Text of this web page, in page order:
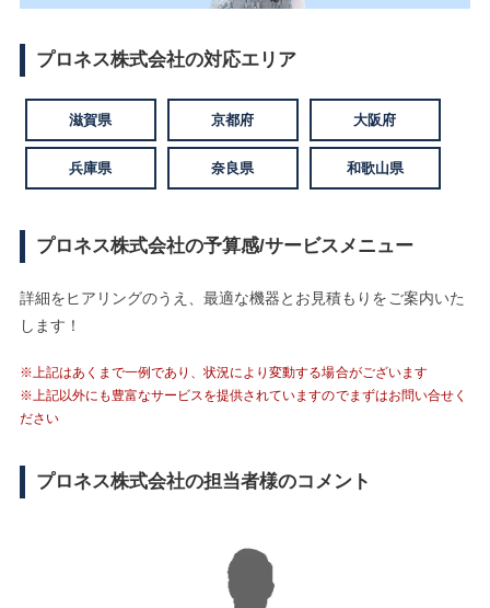
プロネス株式会社の対応エリア
滋賀県 京都府 大阪府
兵庫県 奈良県 和歌山県
プロネス株式会社の予算感/サービスメニュー
詳細をヒアリングのうえ、最適な機器とお見積もりをご案内いた
します！
※上記はあくまで一例であり、状況により変動する場合がございます
※上記以外にも豊富なサービスを提供されていますのでまずはお問い合せく
ださい
プロネス株式会社の担当者様のコメント